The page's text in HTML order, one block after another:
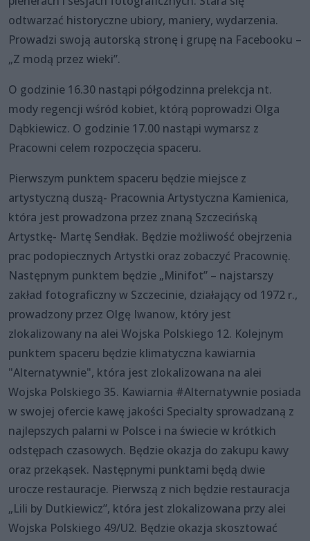
odtwarzać historyczne ubiory, maniery, wydarzenia.
Prowadzi swoją autorską stronę i grupę na Facebooku –
„Z modą przez wieki”.
O godzinie 16.30 nastąpi półgodzinna prelekcja nt.
mody regencji wśród kobiet, którą poprowadzi Olga
Dąbkiewicz. O godzinie 17.00 nastąpi wymarsz z
Pracowni celem rozpoczęcia spaceru.
Pierwszym punktem spaceru będzie miejsce z
artystyczną duszą- Pracownia Artystyczna Kamienica,
która jest prowadzona przez znaną Szczecińską
Artystkę- Martę Sendłak. Będzie możliwość obejrzenia
prac podopiecznych Artystki oraz zobaczyć Pracownię.
Następnym punktem będzie „Minifot” – najstarszy
zakład fotograficzny w Szczecinie, działający od 1972 r.,
prowadzony przez Olgę Iwanow, który jest
zlokalizowany na alei Wojska Polskiego 12. Kolejnym
punktem spaceru będzie klimatyczna kawiarnia
"Alternatywnie", która jest zlokalizowana na alei
Wojska Polskiego 35. Kawiarnia #Alternatywnie posiada
w swojej ofercie kawę jakości Specialty sprowadzaną z
najlepszych palarni w Polsce i na świecie w krótkich
odstępach czasowych. Będzie okazja do zakupu kawy
oraz przekąsek. Następnymi punktami będą dwie
urocze restauracje. Pierwszą z nich będzie restauracja
„Lili by Dutkiewicz”, która jest zlokalizowana przy alei
Wojska Polskiego 49/U2. Będzie okazja skosztować